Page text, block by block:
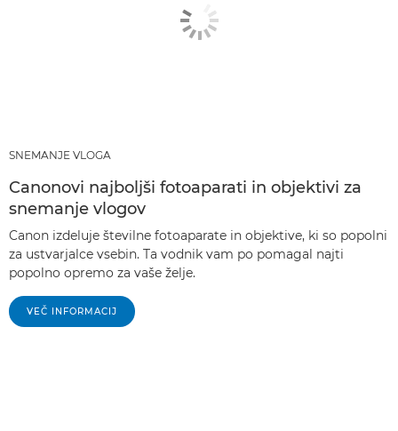
SNEMANJE VLOGA
Canonovi najboljši fotoaparati in objektivi za
snemanje vlogov
Canon izdeluje številne fotoaparate in objektive, ki so popolni
za ustvarjalce vsebin. Ta vodnik vam po pomagal najti
popolno opremo za vaše želje.
VEČ INFORMACIJ